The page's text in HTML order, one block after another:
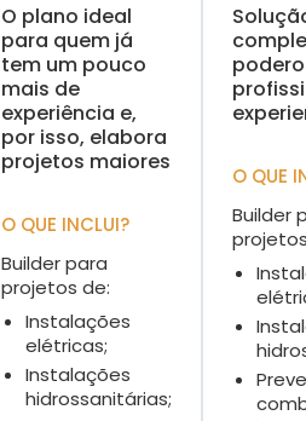
O plano ideal
para quem já
tem um pouco
mais de
experiência e,
por isso, elabora
projetos maiores
O QUE INCLUI?
Builder para
projetos de:
Instalações
elétricas;
Instalações
hidrossanitárias;
O QUE
Builder